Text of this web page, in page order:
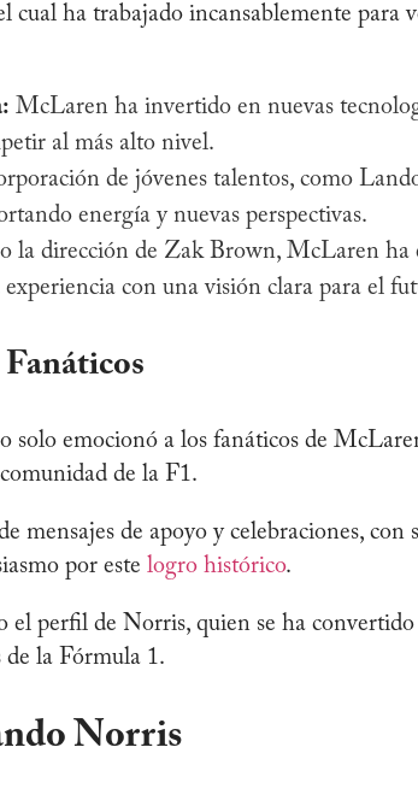
ha trabajado incansablemente para
McLaren ha invertido en nuevas
al más alto nivel.
de jóvenes talentos, como
energía y nuevas perspectivas.
la dirección de Zak Brown, McLaren ha
con una visión clara para el
emocionó a los fanáticos de
de la F1.
mensajes de apoyo y celebraciones, con
por este logro histórico.
el perfil de Norris, quien se ha
de la Fórmula 1.
Norris